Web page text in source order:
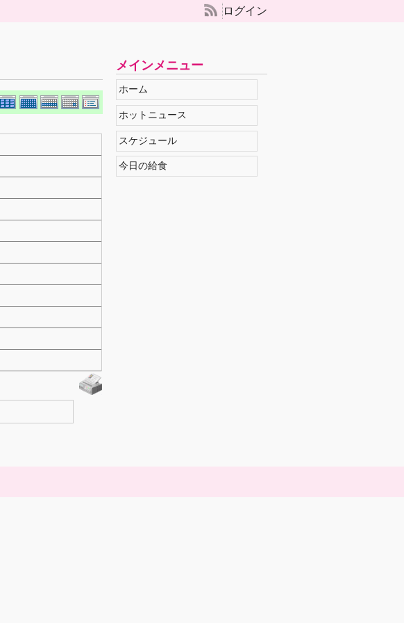
ログイン
メインメニュー
ホーム
ホットニュース
スケジュール
今日の給食